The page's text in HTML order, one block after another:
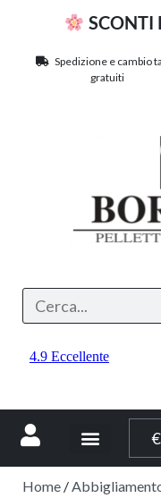
SCONTI
Spedizione e cambio
gratuiti
€
Home /